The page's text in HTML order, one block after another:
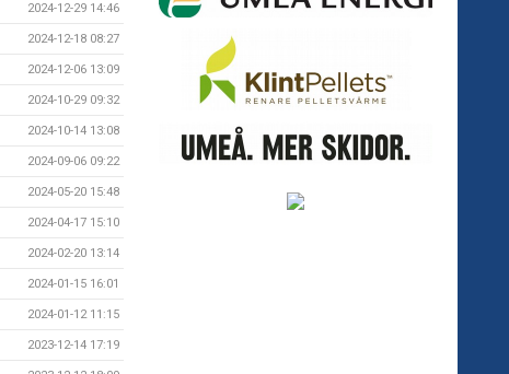
2024-12-29 14:46
2024-12-18 08:27
2024-12-06 13:09
2024-10-29 09:32
2024-10-14 13:08
2024-09-06 09:22
2024-05-20 15:48
2024-04-17 15:10
2024-02-20 13:14
2024-01-15 16:01
2024-01-12 11:15
2023-12-14 17:19